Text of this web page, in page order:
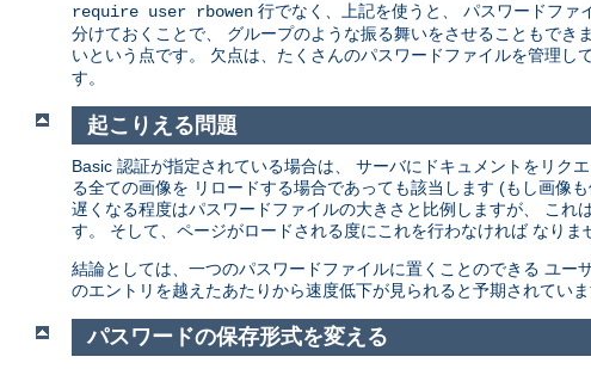
require user rbowen 行でなく、上記を使うと、 パスワードファ
分けておくことで、 グループのような振る舞いをさせることもで
いという点です。 欠点は、たくさんのパスワードファイルを管理し
す。
起こりえる問題
Basic 認証が指定されている場合は、 サーバにドキュメントをリク
る全ての画像を リロードする場合であっても該当します (もし画像
遅くなる程度はパスワードファイルの大きさと比例しますが、 こ
す。 そして、ページがロードされる度にこれを行わなければ なりま
結論としては、一つのパスワードファイルに置くことのできる ユ
のエントリを越えたあたりから速度低下が見られると予期されてい
パスワードの保存形式を変える